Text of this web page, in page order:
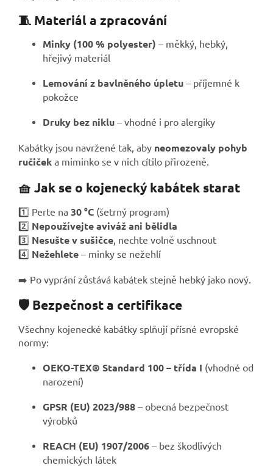
🧵 Materiál a zpracování
Minky (100 % polyester) – měkký, hebký,
hřejivý materiál
Lemování z bavlněného úpletu – příjemné k
pokožce
Druky bez niklu – vhodné i pro alergiky
Kabátky jsou navržené tak, aby neomezovaly pohyb
ručiček a miminko se v nich cítilo přirozeně.
🧺 Jak se o kojenecký kabátek starat
1️⃣ Perte na 30 °C (šetrný program)
2️⃣ Nepoužívejte aviváž ani bělidla
3️⃣ Nesušte v sušičce, nechte volně uschnout
4️⃣ Nežehlete – minky se nežehlí
➡️ Po vyprání zůstává kabátek stejně hebký jako nový.
🛡️ Bezpečnost a certifikace
Všechny kojenecké kabátky splňují přísné evropské
normy:
OEKO-TEX® Standard 100 – třída I (vhodné od
narození)
GPSR (EU) 2023/988 – obecná bezpečnost
výrobků
REACH (EU) 1907/2006 – bez škodlivých
chemických látek